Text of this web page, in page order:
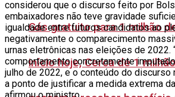
Gás gratuito para 1 milhão
início hoje, Cerca de 1
considerou que o discurso feito por
embaixadores não teve gravidade
igualdade entre futuros candidatos ao
negativamente o comparecimento
urnas eletrônicas nas eleições de 2022.
comportamento concretamente
julho de 2022, e o conteúdo do discurso
a ponto de justificar a medida extrema